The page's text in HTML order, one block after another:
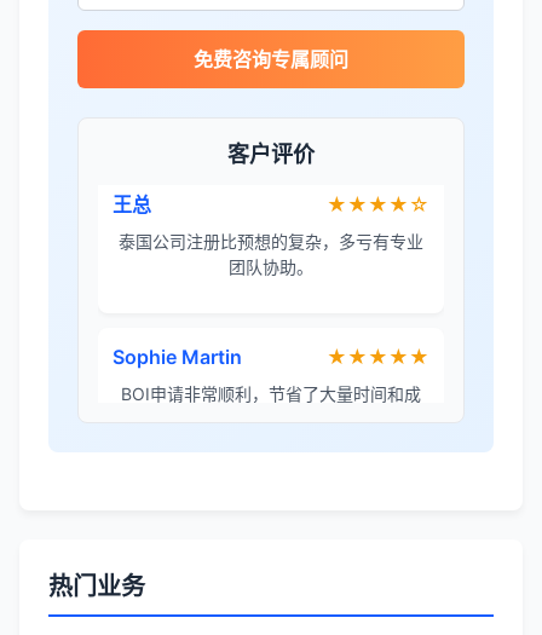
免费咨询专属顾问
客户评价
律手续，非常专业。
泰国公司注册比预想的复杂，多亏有专业
团队协助。
Sophie Martin ★★★★★
李女士 ★★★★★
ODI备案服务专业，流程透明，值得信
赖。
热门业务